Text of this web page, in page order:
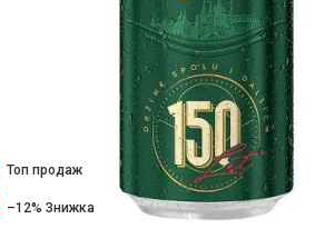
Топ продаж
–12%